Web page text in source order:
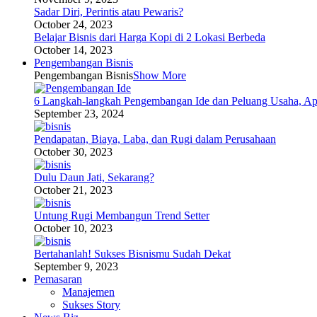
Sadar Diri, Perintis atau Pewaris?
October 24, 2023
Belajar Bisnis dari Harga Kopi di 2 Lokasi Berbeda
October 14, 2023
Pengembangan Bisnis
Pengembangan BisnisShow More
6 Langkah-langkah Pengembangan Ide dan Peluang Usaha,
September 23, 2024
Pendapatan, Biaya, Laba, dan Rugi dalam Perusahaan
October 30, 2023
Dulu Daun Jati, Sekarang?
October 21, 2023
Untung Rugi Membangun Trend Setter
October 10, 2023
Bertahanlah! Sukses Bisnismu Sudah Dekat
September 9, 2023
Pemasaran
Manajemen
Sukses Story